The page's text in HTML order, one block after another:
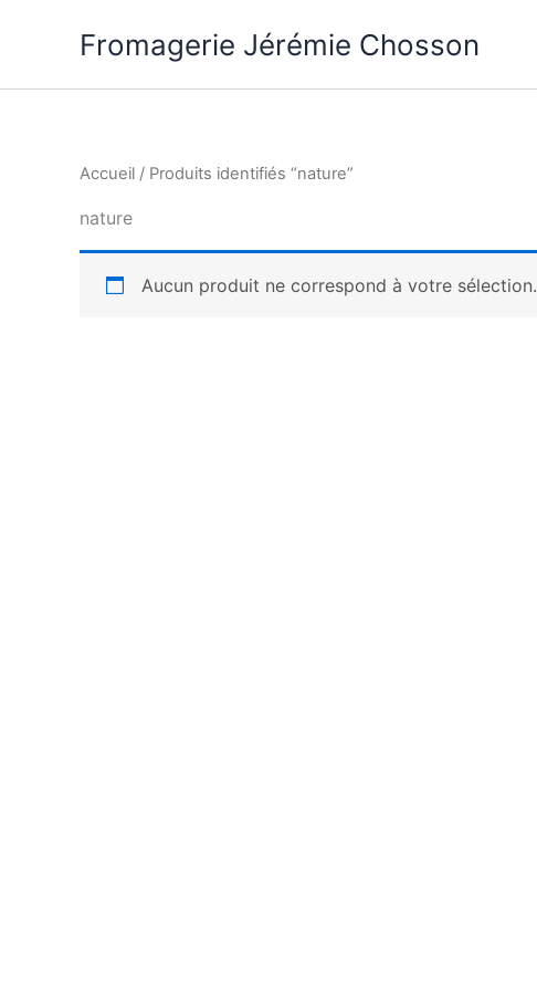
Fromagerie Jérémie Chosson
Accueil / Produits identifiés “nature”
nature
Aucun produit ne correspond à votre sélection.